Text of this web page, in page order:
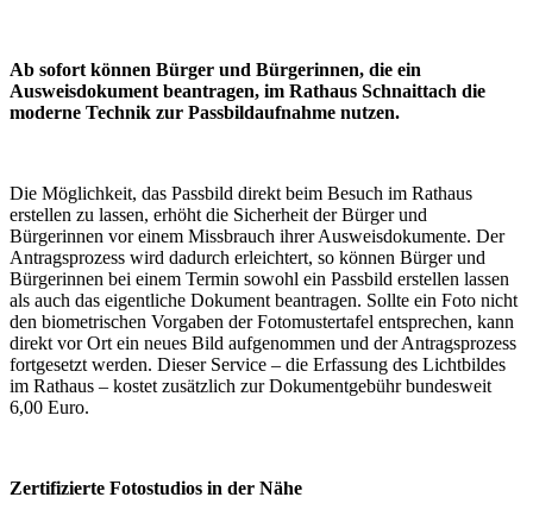
Ab sofort können Bürger und Bürgerinnen, die ein
Ausweisdokument beantragen, im Rathaus Schnaittach die
moderne Technik zur Passbildaufnahme nutzen.
Die Möglichkeit, das Passbild direkt beim Besuch im Rathaus
erstellen zu lassen, erhöht die Sicherheit der Bürger und
Bürgerinnen vor einem Missbrauch ihrer Ausweisdokumente. Der
Antragsprozess wird dadurch erleichtert, so können Bürger und
Bürgerinnen bei einem Termin sowohl ein Passbild erstellen lassen
als auch das eigentliche Dokument beantragen. Sollte ein Foto nicht
den biometrischen Vorgaben der Fotomustertafel entsprechen, kann
direkt vor Ort ein neues Bild aufgenommen und der Antragsprozess
fortgesetzt werden. Dieser Service – die Erfassung des Lichtbildes
im Rathaus – kostet zusätzlich zur Dokumentgebühr bundesweit
6,00 Euro.
Zertifizierte Fotostudios in der Nähe